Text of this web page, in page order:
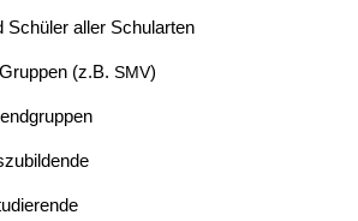
Schüler aller Schularten
(z.B. SMV)